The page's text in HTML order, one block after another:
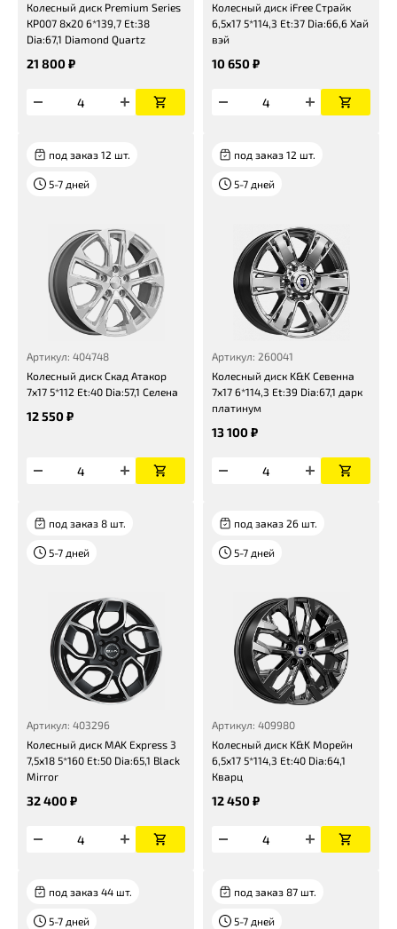
Колесный диск Premium Series
КР007 8x20 6*139,7 Et:38
Dia:67,1 Diamond Quartz
21 800 ₽
Колесный диск iFree Страйк
6,5x17 5*114,3 Et:37 Dia:66,6 Хай
вэй
10 650 ₽
под заказ 12 шт.
5-7 дней
Артикул: 404748
Колесный диск Скад Атакор
7x17 5*112 Et:40 Dia:57,1 Селена
12 550 ₽
под заказ 12 шт.
5-7 дней
Артикул: 260041
Колесный диск K&K Севенна
7x17 6*114,3 Et:39 Dia:67,1 дарк
платинум
13 100 ₽
под заказ 8 шт.
5-7 дней
Артикул: 403296
Колесный диск MAK Express 3
7,5x18 5*160 Et:50 Dia:65,1 Black
Mirror
32 400 ₽
под заказ 26 шт.
5-7 дней
Артикул: 409980
Колесный диск K&K Морейн
6,5x17 5*114,3 Et:40 Dia:64,1
Кварц
12 450 ₽
под заказ 44 шт.
5-7 дней
под заказ 87 шт.
5-7 дней